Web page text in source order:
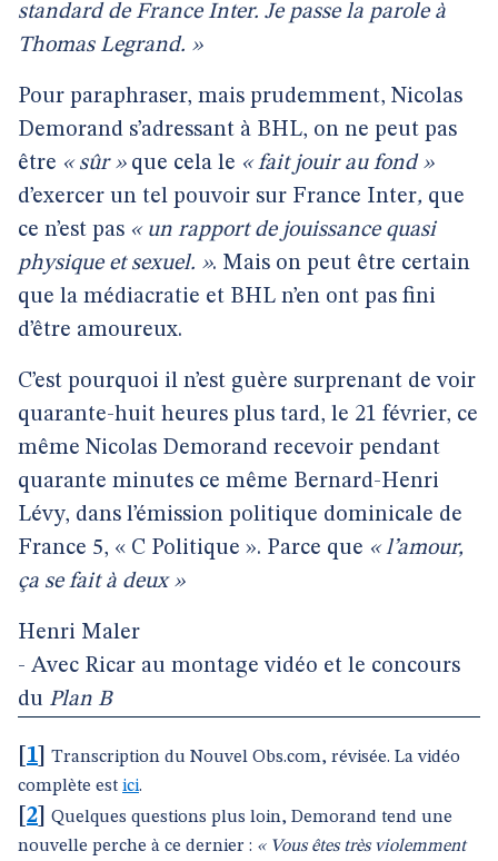
standard de France Inter. Je passe la parole à
Thomas Legrand. »
Pour paraphraser, mais prudemment, Nicolas
Demorand s’adressant à BHL, on ne peut pas
être « sûr »que cela le « fait jouir au fond »
d’exercer un tel pouvoir sur France Inter, que
ce n’est pas « un rapport de jouissance quasi
physique et sexuel. ». Mais on peut être certain
que la médiacratie et BHL n’en ont pas fini
d’être amoureux.
C’est pourquoi il n’est guère surprenant de voir
quarante-huit heures plus tard, le 21 février, ce
même Nicolas Demorand recevoir pendant
quarante minutes ce même Bernard-Henri
Lévy, dans l’émission politique dominicale de
France 5, « C Politique ». Parce que « l’amour,
ça se fait à deux »
Henri Maler
- Avec Ricar au montage vidéo et le concours
du Plan B
1
Transcription du Nouvel Obs.com, révisée. La vidéo
complète est ici.
2
Quelques questions plus loin, Demorand tend une
nouvelle perche à ce dernier : « Vous êtes très violemment